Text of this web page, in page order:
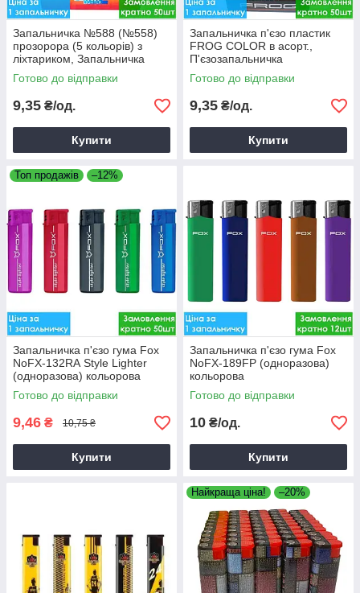
Запальничка №588 (№558)
прозорора (5 кольорів) з
ліхтариком, Запальничка
газова, Запальничка
пластикова
Готово до відправки
9,35 ₴/од.
Купити
Запальничка п'єзо пластик
FROG COLOR в асорт.,
П'єзозапальничка
багаторазова
Готово до відправки
9,35 ₴/од.
Купити
Топ продажів –12%
Запальничка п'єзо гума Fox
NoFX-132RА Style Lighter
(одноразова) кольорова
Готово до відправки
9,46 ₴ 10,75 ₴
Купити
Запальничка п'єзо гума Fox
NoFX-189FP (одноразова)
кольорова
Готово до відправки
10 ₴/од.
Купити
Найкраща ціна! –20%